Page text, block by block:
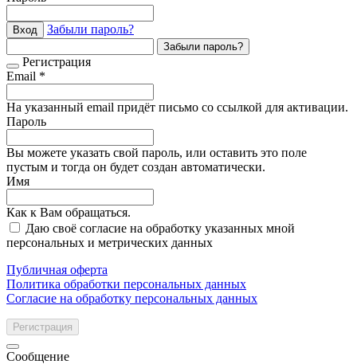
Вход Забыли пароль?
Забыли пароль?
Регистрация
Email *
На указанный email придёт письмо со ссылкой для активации.
Пароль
Вы можете указать свой пароль, или оставить это поле
пустым и тогда он будет создан автоматически.
Имя
Как к Вам обращаться.
Даю своё согласие на обработку указанных мной
персональных и метрических данных
Публичная оферта
Политика обработки персональных данных
Согласие на обработку персональных данных
Регистрация
Сообщение